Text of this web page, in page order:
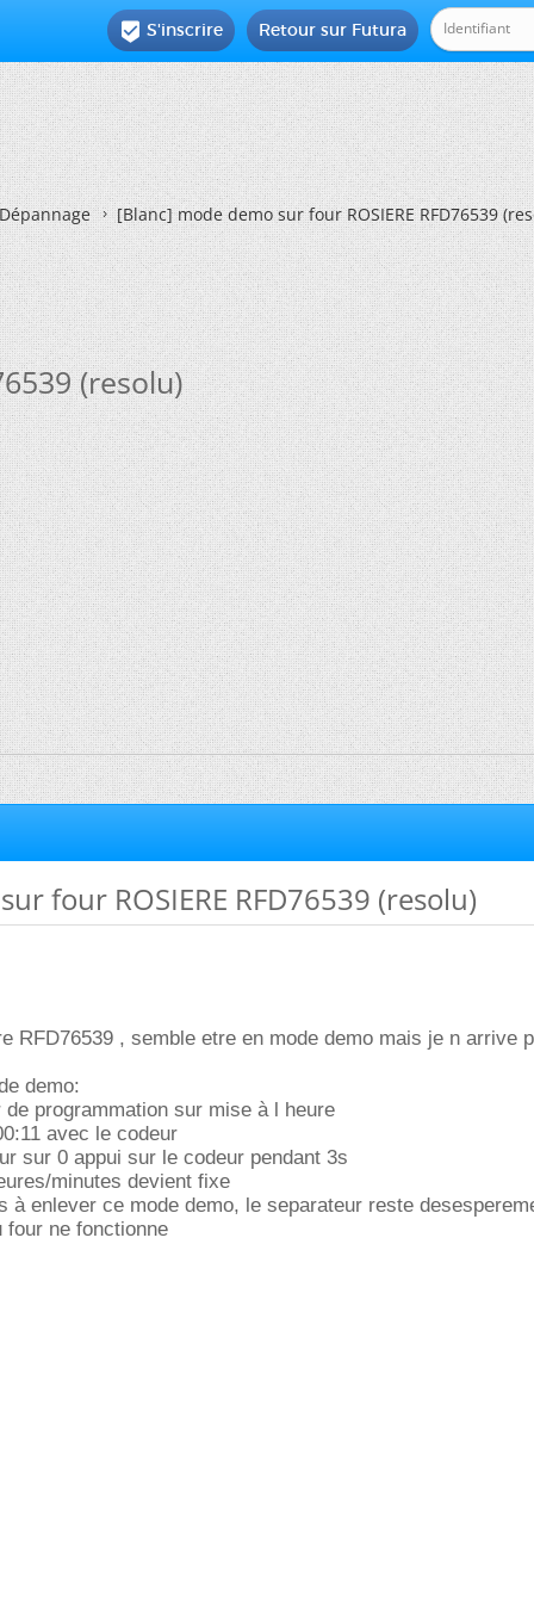
Retour sur Futura
 S'inscrire
Dépannage [Blanc]mode demo sur four ROSIERE RFD76539
(resolu)
four ROSIERE RFD76539 (resolu)
RFD76539 , semble etre en mode demo mais je n arrive
demo:
programmation sur mise à l heure
avec le codeur
sur 0 appui sur le codeur pendant 3s
minutes devient fixe
à enlever ce mode demo, le separateur reste
four ne fonctionne